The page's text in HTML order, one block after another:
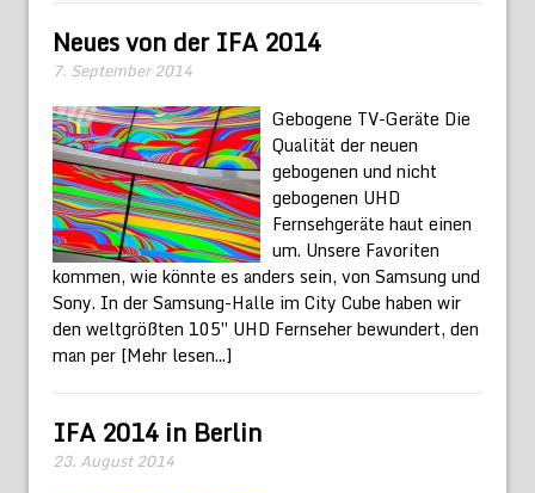
Neues von der IFA 2014
7. September 2014
Gebogene TV-Geräte Die
Qualität der neuen
gebogenen und nicht
gebogenen UHD
Fernsehgeräte haut einen
um. Unsere Favoriten
kommen, wie könnte es anders sein, von Samsung und
Sony. In der Samsung-Halle im City Cube haben wir
den weltgrößten 105″ UHD Fernseher bewundert, den
man per [Mehr lesen...]
IFA 2014 in Berlin
23. August 2014